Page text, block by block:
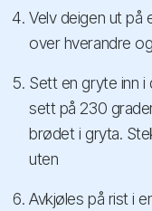
Velv deigen ut på
over hverandre
Sett en gryte inn
sett på 230
brødet i gryta.
uten
Avkjøles på rist i